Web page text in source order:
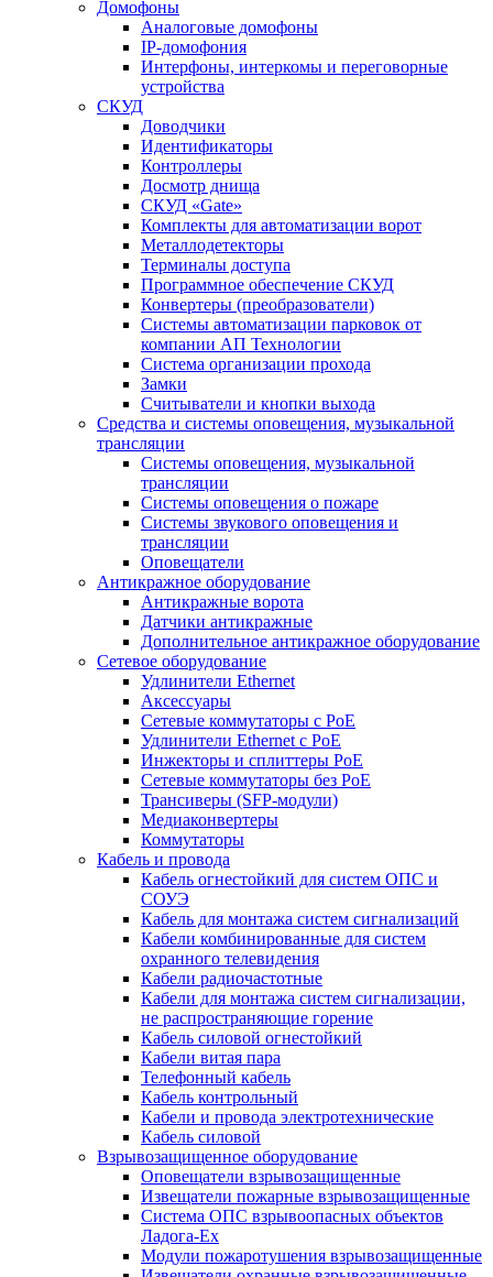
Домофоны
Аналоговые домофоны
IP-домофония
Интерфоны, интеркомы и переговорные
устройства
СКУД
Доводчики
Идентификаторы
Контроллеры
Досмотр днища
СКУД «Gate»
Комплекты для автоматизации ворот
Металлодетекторы
Терминалы доступа
Программное обеспечение СКУД
Конвертеры (преобразователи)
Системы автоматизации парковок от
компании АП Технологии
Система организации прохода
Замки
Считыватели и кнопки выхода
Средства и системы оповещения, музыкальной
трансляции
Системы оповещения, музыкальной
трансляции
Системы оповещения о пожаре
Системы звукового оповещения и
трансляции
Оповещатели
Антикражное оборудование
Антикражные ворота
Датчики антикражные
Дополнительное антикражное оборудование
Сетевое оборудование
Удлинители Ethernet
Аксессуары
Сетевые коммутаторы с РоЕ
Удлинители Ethernet с PoE
Инжекторы и сплиттеры РоЕ
Сетевые коммутаторы без РоЕ
Трансиверы (SFP-модули)
Медиаконвертеры
Коммутаторы
Кабель и провода
Кабель огнестойкий для систем ОПС и
СОУЭ
Кабель для монтажа систем сигнализаций
Кабели комбинированные для систем
охранного телевидения
Кабели радиочастотные
Кабели для монтажа систем сигнализации,
не распространяющие горение
Кабель силовой огнестойкий
Кабели витая пара
Телефонный кабель
Кабель контрольный
Кабели и провода электротехнические
Кабель силовой
Взрывозащищенное оборудование
Оповещатели взрывозащищенные
Извещатели пожарные взрывозащищенные
Система ОПС взрывоопасных объектов
Ладога-Ex
Модули пожаротушения взрывозащищенные